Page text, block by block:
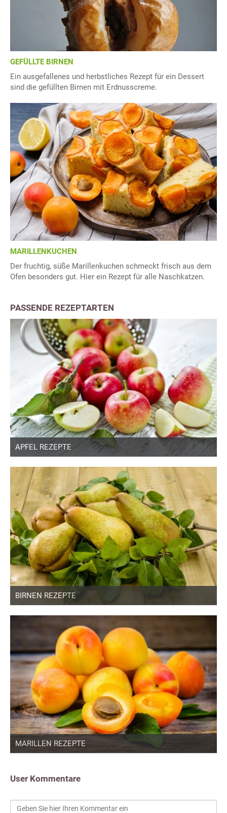
GEFÜLLTE BIRNEN
Ein ausgefallenes und herbstliches Rezept für ein Dessert
sind die gefüllten Birnen mit Erdnusscreme.
MARILLENKUCHEN
Der fruchtig, süße Marillenkuchen schmeckt frisch aus dem
Ofen besonders gut. Hier ein Rezept für alle Naschkatzen.
PASSENDE REZEPTARTEN
APFEL REZEPTE
BIRNEN REZEPTE
MARILLEN REZEPTE
User Kommentare